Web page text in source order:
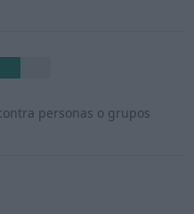
personas o grupos